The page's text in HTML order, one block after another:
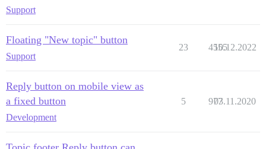
Support
Floating "New topic" button
Support
23 4555
10.12.2022
Reply button on mobile view as
a fixed button
Development
5 977
03.11.2020